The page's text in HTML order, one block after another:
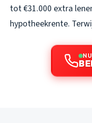
tot €31.000 extra
hypotheekrente.